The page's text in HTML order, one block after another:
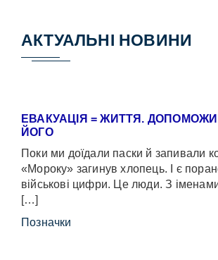
АКТУАЛЬНІ НОВИНИ
ЕВАКУАЦІЯ = ЖИТТЯ.
ЙОГО
Поки ми доїдали паски й запивали
«Мороку» загинув хлопець. І є
військові цифри. Це люди. З
[…]
Позначки